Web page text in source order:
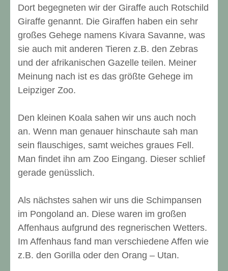
Dort begegneten wir der Giraffe auch Rotschild
Giraffe genannt. Die Giraffen haben ein sehr
großes Gehege namens Kivara Savanne, was
sie auch mit anderen Tieren z.B. den Zebras
und der afrikanischen Gazelle teilen. Meiner
Meinung nach ist es das größte Gehege im
Leipziger Zoo.
Den kleinen Koala sahen wir uns auch noch
an. Wenn man genauer hinschaute sah man
sein flauschiges, samt weiches graues Fell.
Man findet ihn am Zoo Eingang. Dieser schlief
gerade genüsslich.
Als nächstes sahen wir uns die Schimpansen
im Pongoland an. Diese waren im großen
Affenhaus aufgrund des regnerischen Wetters.
Im Affenhaus fand man verschiedene Affen wie
z.B. den Gorilla oder den Orang – Utan.